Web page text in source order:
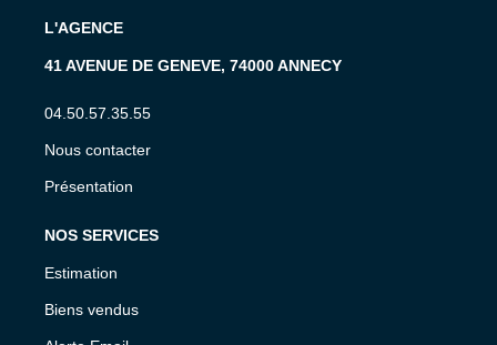
L'AGENCE
41 AVENUE DE GENEVE, 74000 ANNECY
04.50.57.35.55
Nous contacter
Présentation
NOS SERVICES
Estimation
Biens vendus